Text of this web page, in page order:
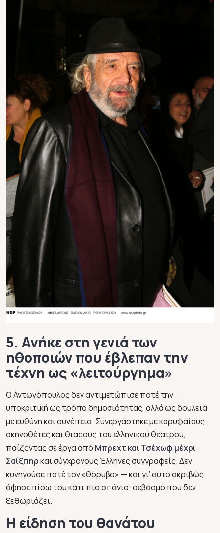
5. Ανήκε στη γενιά των
ηθοποιών που έβλεπαν την
τέχνη ως «λειτούργημα»
Ο Αντωνόπουλος δεν αντιμετώπισε ποτέ την
υποκριτική ως τρόπο δημοσιότητας, αλλά ως δουλειά
με ευθύνη και συνέπεια. Συνεργάστηκε με κορυφαίους
σκηνοθέτες και θιάσους του ελληνικού θεάτρου,
παίζοντας σε έργα από Μπρεχτ και Τσέχωφ μέχρι
Σαίξπηρκαι σύγχρονους Έλληνες συγγραφείς. Δεν
κυνηγούσε ποτέ τον «θόρυβο» — και γι’ αυτό ακριβώς
άφησε πίσω του κάτι πιο σπάνιο: σεβασμό που δεν
ξεθωριάζει.
Η είδηση του θανάτου